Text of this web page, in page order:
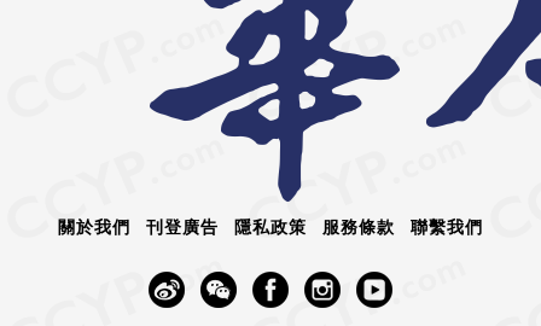
關於我們 刊登廣告 隱私政策 服務條款 聯繫我們